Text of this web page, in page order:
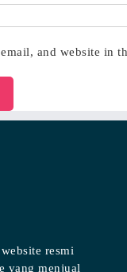
and website in
resmi
yang menjual